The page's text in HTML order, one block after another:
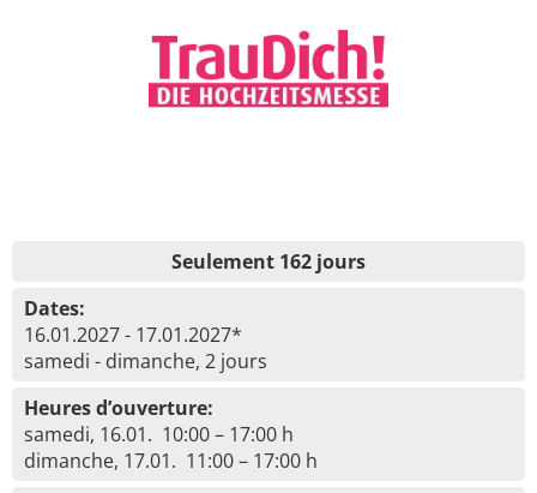
Seulement 162 jours
Dates:
16.01.2027 - 17.01.2027*
samedi - dimanche, 2 jours
Heures d’ouverture:
samedi, 16.01. 10:00 – 17:00 h
dimanche, 17.01. 11:00 – 17:00 h